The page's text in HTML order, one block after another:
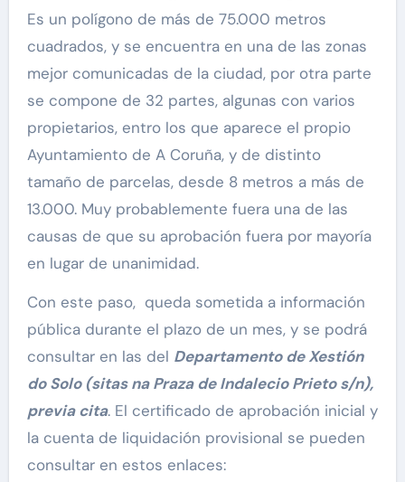
Es un polígono de más de 75.000 metros
cuadrados, y se encuentra en una de las zonas
mejor comunicadas de la ciudad, por otra parte
se compone de 32 partes, algunas con varios
propietarios, entro los que aparece el propio
Ayuntamiento de A Coruña, y de distinto
tamaño de parcelas, desde 8 metros a más de
13.000. Muy probablemente fuera una de las
causas de que su aprobación fuera por mayoría
en lugar de unanimidad.
Con este paso, queda sometida a información
pública durante el plazo de un mes, y se podrá
consultar en las del Departamento de Xestión
do Solo (sitas na Praza de Indalecio Prieto s/n),
previa cita. El certificado de aprobación inicial y
la cuenta de liquidación provisional se pueden
consultar en estos enlaces: